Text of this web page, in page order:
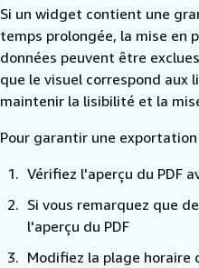
Si un widget contient une
temps prolongée, la mise en
données peuvent être
que le visuel correspond aux
maintenir la lisibilité et la
Pour garantir une
Vérifiez l'aperçu du PDF
Si vous remarquez que
l'aperçu du PDF
Modifiez la plage horaire